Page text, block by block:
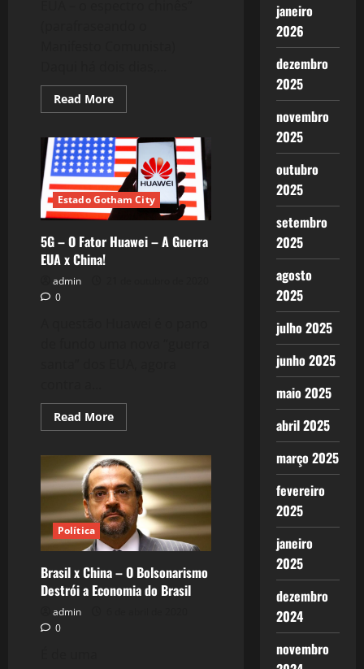
Read MoreRead
more
x
Biden:
Um
Fantasma
Assombra
os
EUA…
Estado Gotham City
5G – O Fator Huawei – A Guerra
EUA x China!
admin
0
Read MoreRead
more
–
O
Fator
Huawei
–
A
Guerra
EUA
x
China!
Política
Brasil x China – O Bolsonarismo
Destrói a Economia do Brasil
admin
0
janeiro
2026
dezembro
2025
novembro
2025
outubro
2025
setembro
2025
agosto
2025
julho 2025
junho 2025
maio 2025
abril 2025
março 2025
fevereiro
2025
janeiro
2025
dezembro
2024
novembro